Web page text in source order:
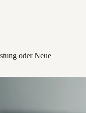
oder Neue